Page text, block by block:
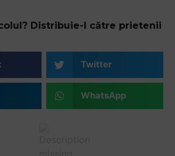
Distribuie-l către prietenii
Twitter
WhatsApp